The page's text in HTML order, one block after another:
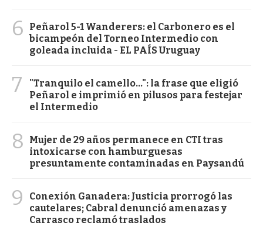
6
Peñarol 5-1 Wanderers: el Carbonero es el
bicampeón del Torneo Intermedio con
goleada incluida - EL PAÍS Uruguay
7
"Tranquilo el camello...": la frase que eligió
Peñarol e imprimió en pilusos para festejar
el Intermedio
8
Mujer de 29 años permanece en CTI tras
intoxicarse con hamburguesas
presuntamente contaminadas en Paysandú
9
Conexión Ganadera: Justicia prorrogó las
cautelares; Cabral denunció amenazas y
Carrasco reclamó traslados